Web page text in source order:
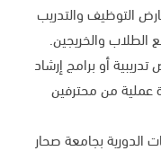
التوظيف والتدريب
والخريجين.
أو برامج إرشاد
عملية من محترفين
الدورية بجامعة صحار